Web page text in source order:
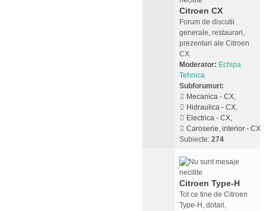
Citroen CX
Forum de discutii
generale, restaurari,
prezentari ale Citroen
CX.
Moderator: Echipa
Tehnica
Subforumuri:
Mecanica - CX,
Hidraulica - CX,
Electrica - CX,
Caroserie, interior - CX
Subiecte: 274
Citroen Type-H
Tot ce tine de Citroen
Type-H, dotari,